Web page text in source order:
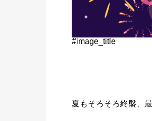
#image_title
夏もそろそろ終盤、